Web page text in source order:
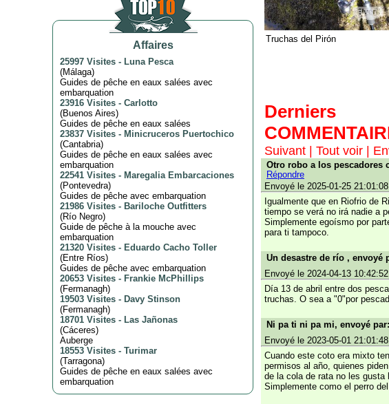
Affaires
25997 Visites - Luna Pesca
(Málaga)
Guides de pêche en eaux salées avec
embarquation
23916 Visites - Carlotto
(Buenos Aires)
Guides de pêche en eaux salées
23837 Visites - Minicruceros Puertochico
(Cantabria)
Guides de pêche en eaux salées avec
embarquation
22541 Visites - Maregalia Embarcaciones
(Pontevedra)
Guides de pêche avec embarquation
21986 Visites - Bariloche Outfitters
(Río Negro)
Guide de pêche à la mouche avec
embarquation
21320 Visites - Eduardo Cacho Toller
(Entre Ríos)
Guides de pêche avec embarquation
20653 Visites - Frankie McPhillips
(Fermanagh)
19503 Visites - Davy Stinson
(Fermanagh)
18701 Visites - Las Jañonas
(Cáceres)
Auberge
18553 Visites - Turimar
(Tarragona)
Guides de pêche en eaux salées avec
embarquation
Truchas del Pirón
Derniers
Suivant | Tout voir |
Otro robo a los pescadores
Répondre
Envoyé le 2025-01-25
Igualmente que en Riofrio de
tiempo se verá no irá nadie a
Simplemente egoísmo por
para ti tampoco.
Un desastre de río , envoyé
Envoyé le 2024-04-13
Día 13 de abril entre dos
truchas. O sea a "0"por
Ni pa ti ni pa mi, envoyé
Envoyé le 2023-05-01
Cuando este coto era mixto
permisos al año, quienes
de la cola de rata no les gusta
Simplemente como el perro